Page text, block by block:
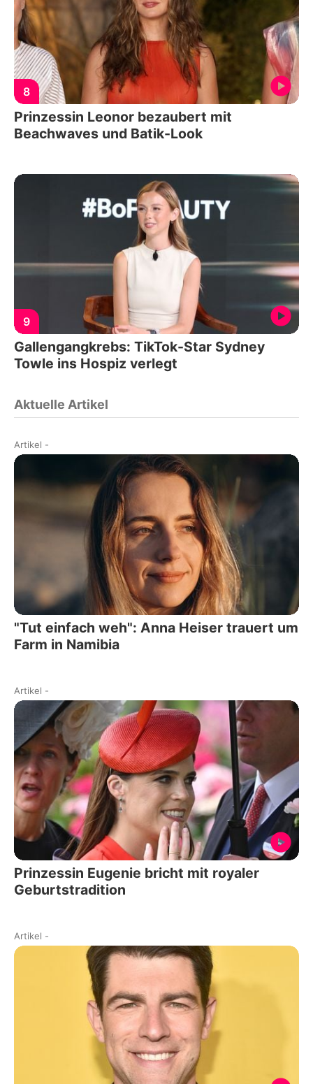
8
Prinzessin Leonor bezaubert mit
Beachwaves und Batik-Look
9
Gallengangkrebs: TikTok-Star Sydney
Towle ins Hospiz verlegt
Aktuelle Artikel
Artikel -
"Tut einfach weh": Anna Heiser trauert um
Farm in Namibia
Artikel -
Prinzessin Eugenie bricht mit royaler
Geburtstradition
Artikel -